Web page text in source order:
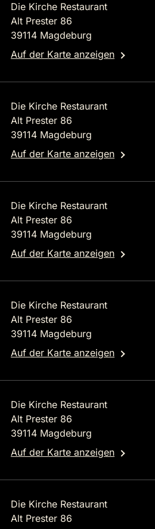
Die Kirche Restaurant
Alt Prester 86
39114 Magdeburg
Auf der Karte anzeigen
Die Kirche Restaurant
Alt Prester 86
39114 Magdeburg
Auf der Karte anzeigen
Die Kirche Restaurant
Alt Prester 86
39114 Magdeburg
Auf der Karte anzeigen
Die Kirche Restaurant
Alt Prester 86
39114 Magdeburg
Auf der Karte anzeigen
Die Kirche Restaurant
Alt Prester 86
39114 Magdeburg
Auf der Karte anzeigen
Die Kirche Restaurant
Alt Prester 86